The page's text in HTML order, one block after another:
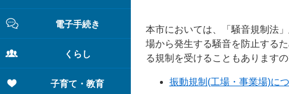
電子手続き
くらし
子育て・教育
本市においては、「騒音規制法
場から発生する騒音を防止する
る規制を受けることもあります
振動規制(工場・事業場)に